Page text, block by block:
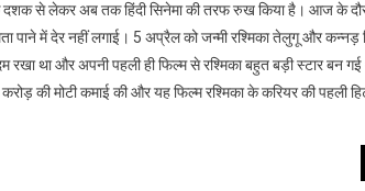
पहली
ही
हिंदी
फिल्म
से लेकर अब तक हिंदी सिनेमा की तरफ रुख किया है। आज के दौर
पाने में देर नहीं लगाई। 5 अप्रैल को जन्मी रश्मिका तेलुगू और कन्नड़
रखा था और अपनी पहली ही फिल्म से रश्मिका बहुत बड़ी स्टार बन
की मोटी कमाई की और यह फिल्म रश्मिका के करियर की पहली